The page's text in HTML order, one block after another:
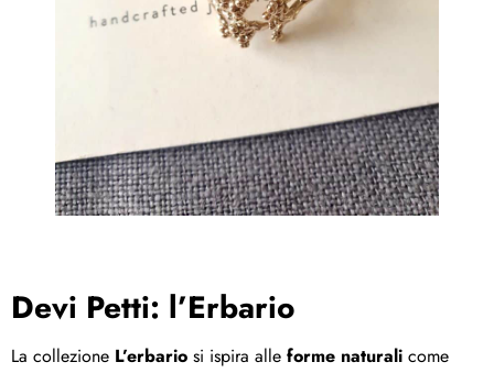
Devi Petti: l’Erbario
La collezione L’erbario si ispira alle forme naturali come